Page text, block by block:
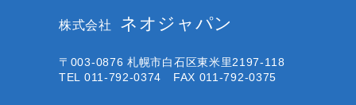
株式会社 ネオジャパン
〒003-0876 札幌市白石区東米里2197-118
TEL 011-792-0374 FAX 011-792-0375